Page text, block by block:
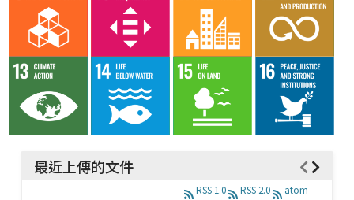
最近上傳的文件
RSS 1.0 RSS 2.0 atom